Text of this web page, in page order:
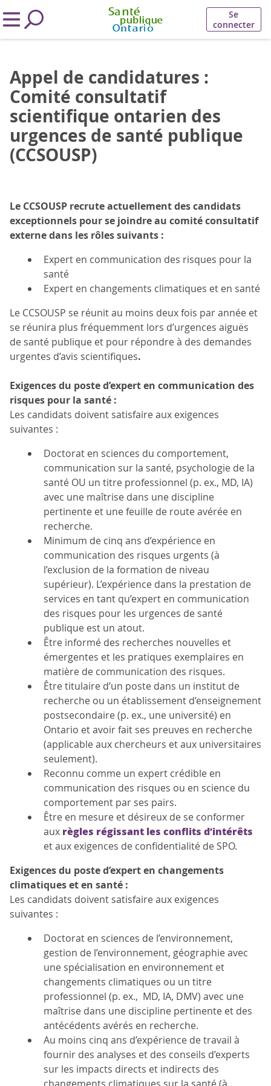
Se
connecter
Appel de candidatures :
Comité consultatif
scientifique ontarien des
urgences de santé publique
(CCSOUSP)
Le CCSOUSP recrute actuellement des candidats
exceptionnels pour se joindre au comité consultatif
externe dans les rôles suivants :
Expert en communication des risques pour la
santé
Expert en changements climatiques et en santé
Le CCSOUSP se réunit au moins deux fois par année et
se réunira plus fréquemment lors d’urgences aiguës
de santé publique et pour répondre à des demandes
urgentes d’avis scientifiques.
Exigences du poste d’expert en communication des
risques pour la santé :
Les candidats doivent satisfaire aux exigences
suivantes :
Doctorat en sciences du comportement,
communication sur la santé, psychologie de la
santé OU un titre professionnel (p. ex., MD, IA)
avec une maîtrise dans une discipline
pertinente et une feuille de route avérée en
recherche.
Minimum de cinq ans d’expérience en
communication des risques urgents (à
l’exclusion de la formation de niveau
supérieur). L’expérience dans la prestation de
services en tant qu’expert en communication
des risques pour les urgences de santé
publique est un atout.
Être informé des recherches nouvelles et
émergentes et les pratiques exemplaires en
matière de communication des risques.
Être titulaire d’un poste dans un institut de
recherche ou un établissement d’enseignement
postsecondaire (p. ex., une université) en
Ontario et avoir fait ses preuves en recherche
(applicable aux chercheurs et aux universitaires
seulement).
Reconnu comme un expert crédible en
communication des risques ou en science du
comportement par ses pairs.
Être en mesure et désireux de se conformer
aux règles régissant les conflits d’intérêts
et aux exigences de confidentialité de SPO.
Exigences du poste d’expert en changements
climatiques et en santé :
Les candidats doivent satisfaire aux exigences
suivantes :
Doctorat en sciences de l’environnement,
gestion de l’environnement, géographie avec
une spécialisation en environnement et
changements climatiques ou un titre
professionnel (p. ex., MD, IA, DMV) avec une
maîtrise dans une discipline pertinente et des
antécédents avérés en recherche.
Au moins cinq ans d’expérience de travail à
fournir des analyses et des conseils d’experts
sur les impacts directs et indirects des